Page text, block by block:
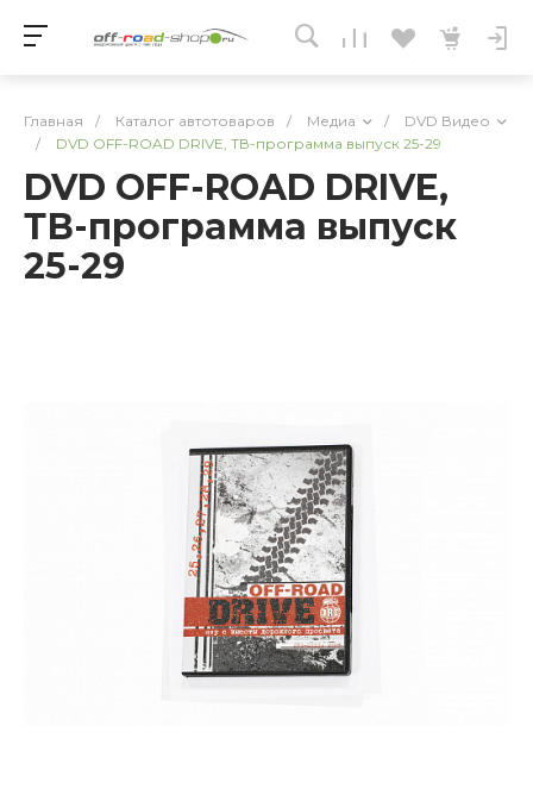
Главная / Каталог автотоваров / Медиа /
DVD Видео
/
DVD OFF-ROAD DRIVE, ТВ-программа выпуск 25-29
DVD OFF-ROAD DRIVE,
ТВ-программа выпуск
25-29